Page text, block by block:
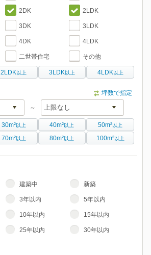
2DK 2LDK
3DK 3LDK
4DK 4LDK
二世帯住宅 その他
2LDK 以上 3LDK 以上 4LDK 以上
坪数で指定
～
30m²以上 40m²以上 50m²以上
70m²以上 80m²以上 100m²以上
建築中 新築
3年以内 5年以内
10年以内 15年以内
25年以内 30年以内